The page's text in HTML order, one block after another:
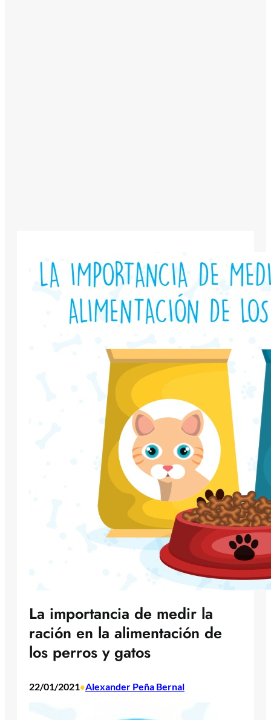
La importancia de medir la
ración en la alimentación de
los perros y gatos
22/01/2021•Alexander Peña Bernal